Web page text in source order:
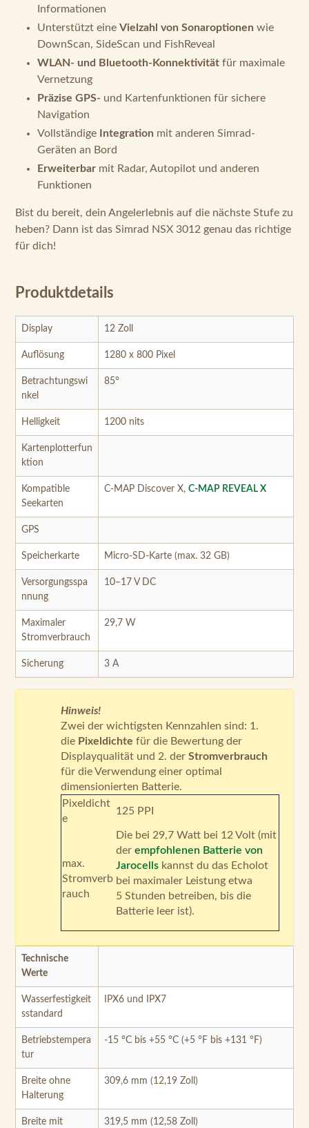
Informationen
Unterstützt eine Vielzahl von Sonaroptionen wie
DownScan, SideScan und FishReveal
WLAN- und Bluetooth-Konnektivität für maximale
Vernetzung
Präzise GPS- und Kartenfunktionen für sichere
Navigation
Vollständige
Integration mit anderen Simrad-
Geräten an Bord
Erweiterbar mit Radar, Autopilot und anderen
Funktionen
Bist du bereit, dein Angelerlebnis auf die nächste Stufe zu
heben? Dann ist das Simrad NSX 3012 genau das richtige
für dich!
Produktdetails
Display 12 Zoll
Auflösung 1280 x 800 Pixel
Betrachtungswi
nkel
85°
Helligkeit 1200 nits
Kartenplotterfun
ktion
Kompatible
Seekarten
C-MAP Discover X, C-MAP REVEAL X
GPS
Speicherkarte Micro-SD-Karte (max. 32 GB)
Versorgungsspa
nnung
10–17 V DC
Maximaler
Stromverbrauch
29,7 W
Sicherung 3 A
Hinweis!
Zwei der wichtigsten Kennzahlen sind: 1.
die Pixeldichte für die Bewertung der
Displayqualität und 2. der Stromverbrauch
für die Verwendung einer optimal
dimensionierten Batterie.
Pixeldicht
e
125 PPI
max.
Stromverb
rauch
Die bei 29,7 Watt bei 12 Volt (mit
der empfohlenen Batterie von
Jarocells kannst du das Echolot
bei maximaler Leistung etwa
5 Stunden betreiben, bis die
Batterie leer ist).
Technische
Werte
Wasserfestigkeit
sstandard
IPX6 und IPX7
Betriebstempera
tur
-15 °C bis +55 °C (+5 °F bis +131 °F)
Breite ohne
Halterung
309,6 mm (12,19 Zoll)
Breite mit
319,5 mm (12,58 Zoll)